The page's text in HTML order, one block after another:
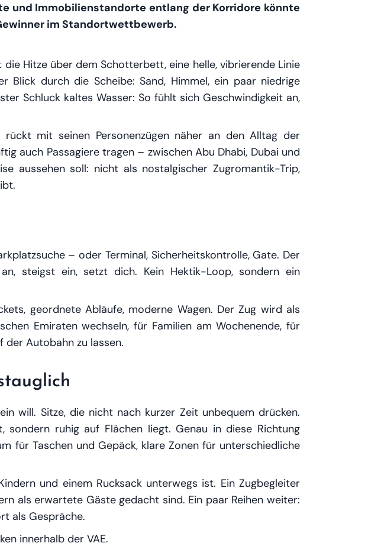
und Immobilienstandorte entlang der Korridore könnte
im Standortwettbewerb.
Hitze über dem Schotterbett, eine helle, vibrierende Linie
Blick durch die Scheibe: Sand, Himmel, ein paar niedrige
Schluck kaltes Wasser:So fühlt sich Geschwindigkeit an,
mit seinen Personenzügen näher an den Alltag der
auch Passagiere tragen – zwischen Abu Dhabi, Dubai und
aussehen soll: nicht als nostalgischer Zugromantik-Trip,
– oder Terminal, Sicherheitskontrolle, Gate. Der
steigst ein, setzt dich. Kein Hektik-Loop, sondern ein
geordnete Abläufe, moderne Wagen. Der Zug wird als
Emiraten wechseln, für Familien am Wochenende, für
der Autobahn zu lassen.
will. Sitze, die nicht nach kurzer Zeit unbequem drücken.
ruhig auf Flächen liegt. Genau in diese Richtung
für Taschen und Gepäck, klare Zonen für unterschiedliche
und einem Rucksack unterwegs ist. Ein Zugbegleiter
als erwartete Gäste gedacht sind. Ein paar Reihen weiter:
als Gespräche.
innerhalb der VAE.